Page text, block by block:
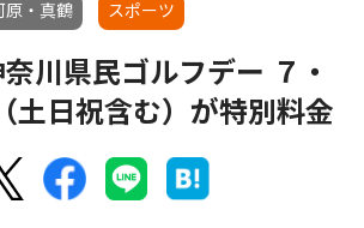
原・真鶴 スポーツ
川県民ゴルフデー ７・
土日祝含む）が特別料金